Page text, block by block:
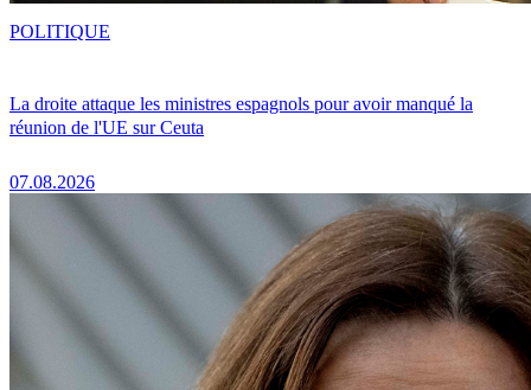
La droite attaque les ministres espagnols pour avoir manqué la
réunion de l'UE sur Ceuta
07.08.2026
POLITIQUE